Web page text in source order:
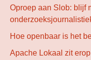
Oproep aan Slob: blijf
Hoe openbaar is het
Apache Lokaal zit